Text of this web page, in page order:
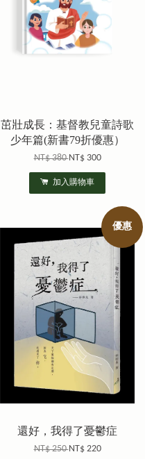
茁壯成長：基督教兒童詩歌
少年篇(新書79折優惠）
NT$ 380NT$ 300
加入購物車
優惠
還好，我得了憂鬱症
NT$ 250NT$ 220